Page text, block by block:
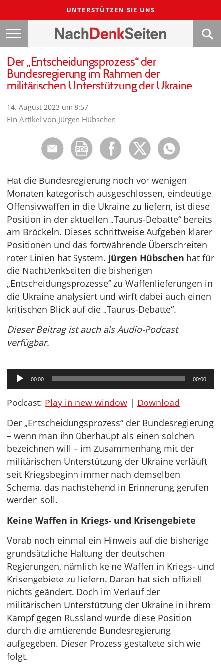
UNTERSTÜTZEN SIE UNS
Der „Entscheidungsprozess“ der
Bundesregierung im Rahmen der
militärischen Unterstützung der Ukraine
14. August 2023 um 8:57
Ein Artikel von Jürgen Hübschen
Hat die Bundesregierung noch vor wenigen
Monaten kategorisch ausgeschlossen, eindeutige
Offensivwaffen in die Ukraine zu liefern, ist diese
Position in der aktuellen „Taurus-Debatte“ bereits
am Bröckeln. Dieses schrittweise Aufgeben klarer
Positionen und das fortwährende Überschreiten
roter Linien hat System. Jürgen Hübschen hat für
die NachDenkSeiten die bisherigen
„Entscheidungsprozesse“ zu Waffenlieferungen in
die Ukraine analysiert und wirft dabei auch einen
kritischen Blick auf die „Taurus-Debatte“.
Dieser Beitrag ist auch als Audio-Podcast
verfügbar.
Audio-
Player
00:00 00:00
Podcast: Play in new window | Download
Der „Entscheidungsprozess“ der Bundesregierung
– wenn man ihn überhaupt als einen solchen
bezeichnen will – im Zusammenhang mit der
militärischen Unterstützung der Ukraine verläuft
seit Kriegsbeginn immer nach demselben
Schema, das nachstehend in Erinnerung gerufen
werden soll.
Keine Waffen in Kriegs- und Krisengebiete
Vorab noch einmal ein Hinweis auf die bisherige
grundsätzliche Haltung der deutschen
Regierungen, nämlich keine Waffen in Kriegs- und
Krisengebiete zu liefern. Daran hat sich offiziell
nichts geändert. Doch im Verlauf der
militärischen Unterstützung der Ukraine in ihrem
Kampf gegen Russland wurde diese Position
durch die amtierende Bundesregierung
aufgegeben. Dieser Prozess gestaltete sich wie
folgt.